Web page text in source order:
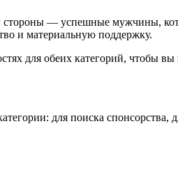
— успешные мужчины,
и материальную поддержку.
для обеих категорий, чтобы
для поиска спонсорства,